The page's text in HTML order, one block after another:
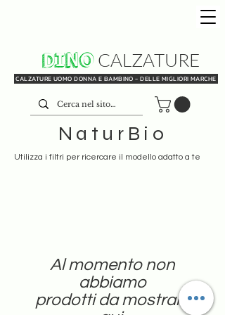
DINO
CALZATURE UOMO DONNA E BAMBINO - DELLE MIGLIORI MARCHE
CALZATURE
NaturBio
Utilizza i filtri per ricercare il modello adatto a te
Al momento non
abbiamo
prodotti da mostrare